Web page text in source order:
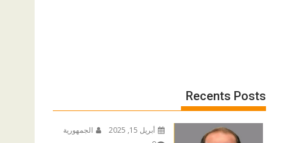
Recents Posts
أبريل 15, 2025
الجمهورية